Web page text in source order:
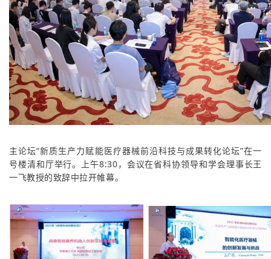
主论坛“新质生产力赋能医疗器械前沿科技与成果转化论坛”在一
号楼清和厅举行。上午8:30，会议在省科协领导和学会理事长王
一飞教授的致辞中拉开帷幕。